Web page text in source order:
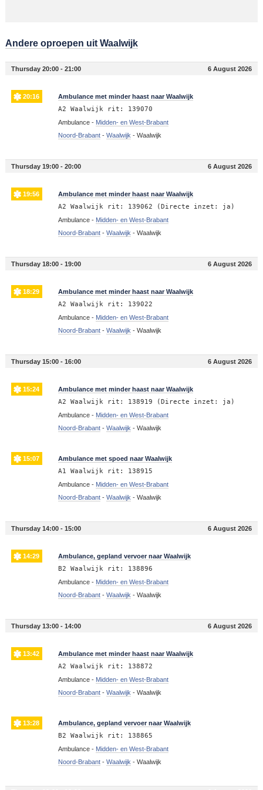
Andere oproepen uit Waalwijk
Thursday 20:00 - 21:00 6 August 2026
20:16 Ambulance met minder haast naar Waalwijk
A2 Waalwijk rit: 139070
Ambulance - Midden- en West-Brabant
Noord-Brabant- Waalwijk - Waalwijk
Thursday 19:00 - 20:00 6 August 2026
19:56 Ambulance met minder haast naar Waalwijk
A2 Waalwijk rit: 139062 (Directe inzet: ja)
Ambulance - Midden- en West-Brabant
Noord-Brabant- Waalwijk - Waalwijk
Thursday 18:00 - 19:00 6 August 2026
18:29 Ambulance met minder haast naar Waalwijk
A2 Waalwijk rit: 139022
Ambulance - Midden- en West-Brabant
Noord-Brabant- Waalwijk - Waalwijk
Thursday 15:00 - 16:00 6 August 2026
15:24 Ambulance met minder haast naar Waalwijk
A2 Waalwijk rit: 138919 (Directe inzet: ja)
Ambulance - Midden- en West-Brabant
Noord-Brabant- Waalwijk - Waalwijk
15:07 Ambulance met spoed naar Waalwijk
A1 Waalwijk rit: 138915
Ambulance - Midden- en West-Brabant
Noord-Brabant- Waalwijk - Waalwijk
Thursday 14:00 - 15:00 6 August 2026
14:29 Ambulance, gepland vervoer naar Waalwijk
B2 Waalwijk rit: 138896
Ambulance - Midden- en West-Brabant
Noord-Brabant- Waalwijk - Waalwijk
Thursday 13:00 - 14:00 6 August 2026
13:42 Ambulance met minder haast naar Waalwijk
A2 Waalwijk rit: 138872
Ambulance - Midden- en West-Brabant
Noord-Brabant- Waalwijk - Waalwijk
13:28 Ambulance, gepland vervoer naar Waalwijk
B2 Waalwijk rit: 138865
Ambulance - Midden- en West-Brabant
Noord-Brabant- Waalwijk - Waalwijk